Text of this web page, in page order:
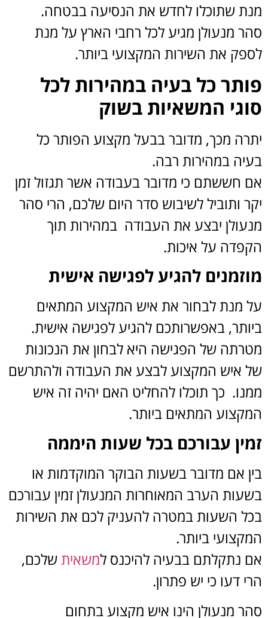
שתוכלו לחדש את הנסיעה בבטחה.
מנעולן מגיע לכל רחבי הארץ על מנת
את השירות המקצועי ביותר.
כל בעיה במהירות לכל
המשאיות בשוק
מכך, מדובר בבעל מקצוע הפותר כל
במהירות רבה.
חששתם כי מדובר בעבודה אשר תגזול זמן
ותוביל לשיבוש סדר היום שלכם, הרי סהר
יבצע את העבודה במהירות תוך
על איכות.
להגיע לפגישה אישית
מנת לבחור את איש המקצוע המתאים
באפשרותכם להגיע לפגישה אישית.
של הפגישה היא לבחון את הנכונות
איש המקצוע לבצע את העבודה ולהתרשם
כך תוכלו להחליט האם יהיה זה איש
המתאים ביותר.
עבורכם בכל שעות היממה
אם מדובר בשעות הבוקר המוקדמות או
הערב המאוחרות המנעולן זמין עבורכם
השעות במטרה להעניק לכם את השירות
ביותר.
נתקלתם בבעיה להיכנס למשאיתשלכם,
דעו כי יש פתרון.
מנעולן הינו איש מקצוע בתחום